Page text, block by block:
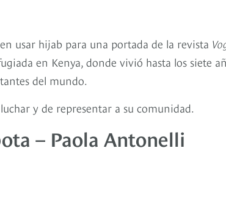
usar hijab para una portada de la revista
en Kenya, donde vivió hasta los siete
del mundo.
y de representar a su comunidad.
– Paola Antonelli